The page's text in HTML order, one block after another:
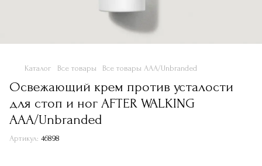
Каталог Все товары Все товары ААА/Unbranded
Освежающий крем против усталости
для стоп и ног AFTER WALKING
ААА/Unbranded
Артикул: 46898